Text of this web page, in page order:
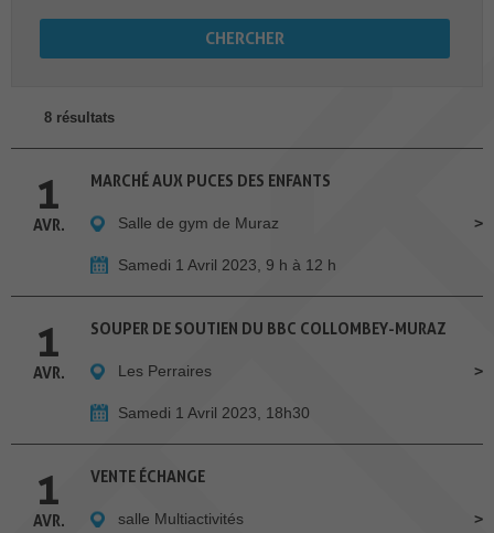
8 résultats
1
AVR.
MARCHÉ AUX PUCES DES ENFANTS
Salle de gym de Muraz
Samedi 1 Avril 2023, 9 h à 12 h
1
AVR.
SOUPER DE SOUTIEN DU BBC COLLOMBEY-MURAZ
Les Perraires
Samedi 1 Avril 2023, 18h30
1
AVR.
VENTE ÉCHANGE
salle Multiactivités